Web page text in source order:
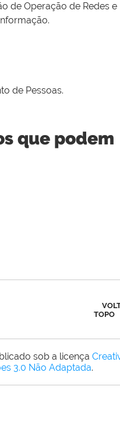
de Operação de Redes e
de Pessoas.
que podem
TOPO
sob a licença
3.0 Não Adaptada.